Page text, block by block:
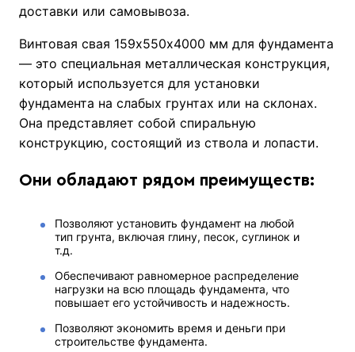
доставки или самовывоза.
Винтовая свая 159х550х4000 мм для фундамента
— это специальная металлическая конструкция,
который используется для установки
фундамента на слабых грунтах или на склонах.
Она представляет собой спиральную
конструкцию, состоящий из ствола и лопасти.
Они обладают рядом преимуществ:
Позволяют установить фундамент на любой
тип грунта, включая глину, песок, суглинок и
т.д.
Обеспечивают равномерное распределение
нагрузки на всю площадь фундамента, что
повышает его устойчивость и надежность.
Позволяют экономить время и деньги при
строительстве фундамента.